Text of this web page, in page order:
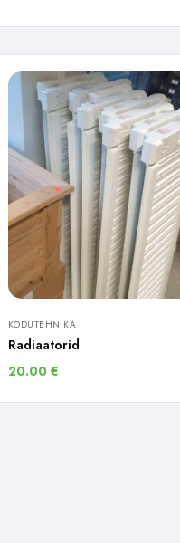
KODUTEHNIKA
Radiaatorid
20.00 €